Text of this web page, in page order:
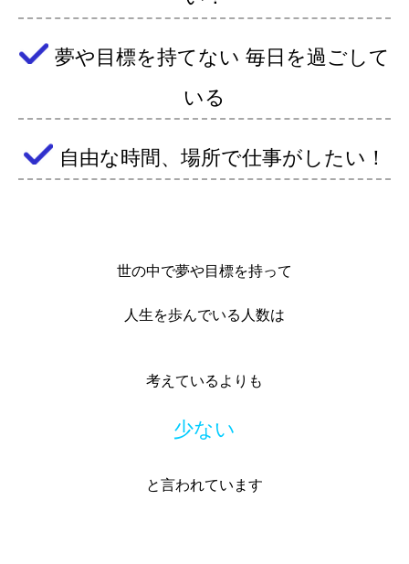
夢や目標を持てない 毎日を過ごして
いる
自由な時間、 場所で仕事がしたい！
世の中で夢や目標を持って
人生を歩んでいる人数は
考えているよりも
少ない
と言われています